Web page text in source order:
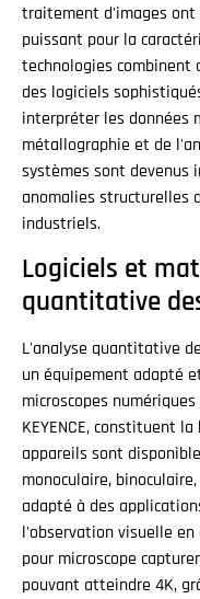
traitement d'images ont
puissant pour la
technologies combinent
des logiciels
interpréter les données
métallographie et de
systèmes sont devenus
anomalies structurelles
industriels.
Logiciels et
quantitative
L'analyse quantitative
un équipement adapté
microscopes
KEYENCE, constituent
appareils sont
monoculaire,
adapté à des
l'observation visuelle en
pour microscope
pouvant atteindre 4K,